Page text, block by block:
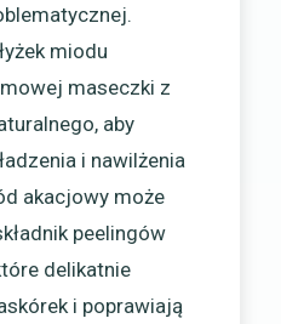
miodu
maseczki z
aby
i nawilżenia
akacjowy może
peelingów
delikatnie
i poprawiają